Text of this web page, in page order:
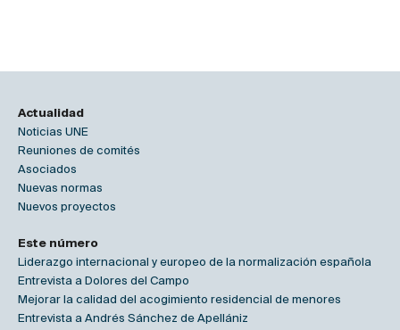
Actualidad
Noticias UNE
Reuniones de comités
Asociados
Nuevas normas
Nuevos proyectos
Este número
Liderazgo internacional y europeo de la normalización española
Entrevista a Dolores del Campo
Mejorar la calidad del acogimiento residencial de menores
Entrevista a Andrés Sánchez de Apellániz